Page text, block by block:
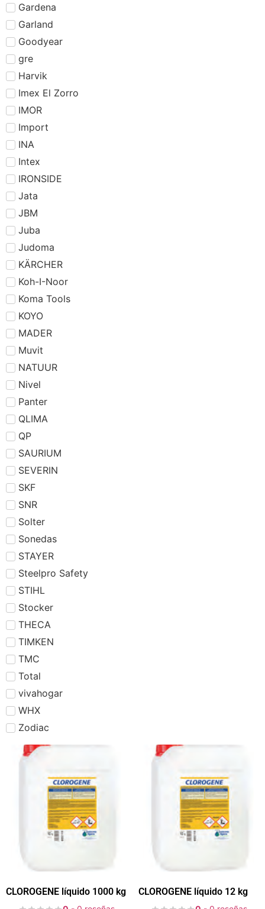
Gardena
Garland
Goodyear
gre
Harvik
Imex El Zorro
IMOR
Import
INA
Intex
IRONSIDE
Jata
JBM
Juba
Judoma
KÄRCHER
Koh-I-Noor
Koma Tools
KOYO
MADER
Muvit
NATUUR
Nivel
Panter
QLIMA
QP
SAURIUM
SEVERIN
SKF
SNR
Solter
Sonedas
STAYER
Steelpro Safety
STIHL
Stocker
THECA
TIMKEN
TMC
Total
vivahogar
WHX
Zodiac
CLOROGENE líquido 1000 kg CLOROGENE líquido 12 kg